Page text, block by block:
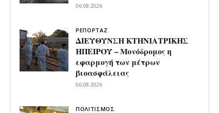
06.08.2026
ΡΕΠΟΡΤΑΖ
ΔΙΕΥΘΥΝΣΗ ΚΤΗΝΙΑΤΡΙΚΗΣ
ΗΠΕΙΡΟΥ – Μονόδρομος η
εφαρμογή των μέτρων
βιοασφάλειας
06.08.2026
ΠΟΛΙΤΙΣΜΟΣ